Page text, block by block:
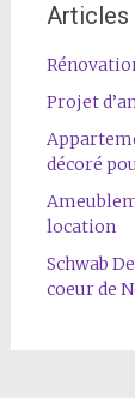
Articles
Projet
décoré
location
Schwab
coeur de